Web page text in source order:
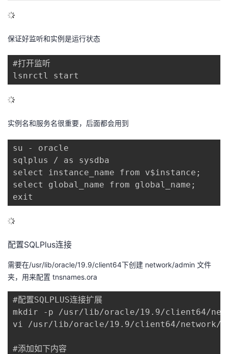
保证好监听和实例是运行状态
#打开监听
lsnrctl start
实例名和服务名很重要，后面都会用到
su - oracle
sqlplus / as sysdba
select instance_name from v$instance;
select global_name from global_name;
exit
配置SQLPlus连接
需要在/usr/lib/oracle/19.9/client64下创建 network/admin 文件
夹，用来配置 tnsnames.ora
#配置SQLPLUS连接扩展
mkdir -p /usr/lib/oracle/19.9/client64/
vi /usr/lib/oracle/19.9/client64/network/
#添加如下内容